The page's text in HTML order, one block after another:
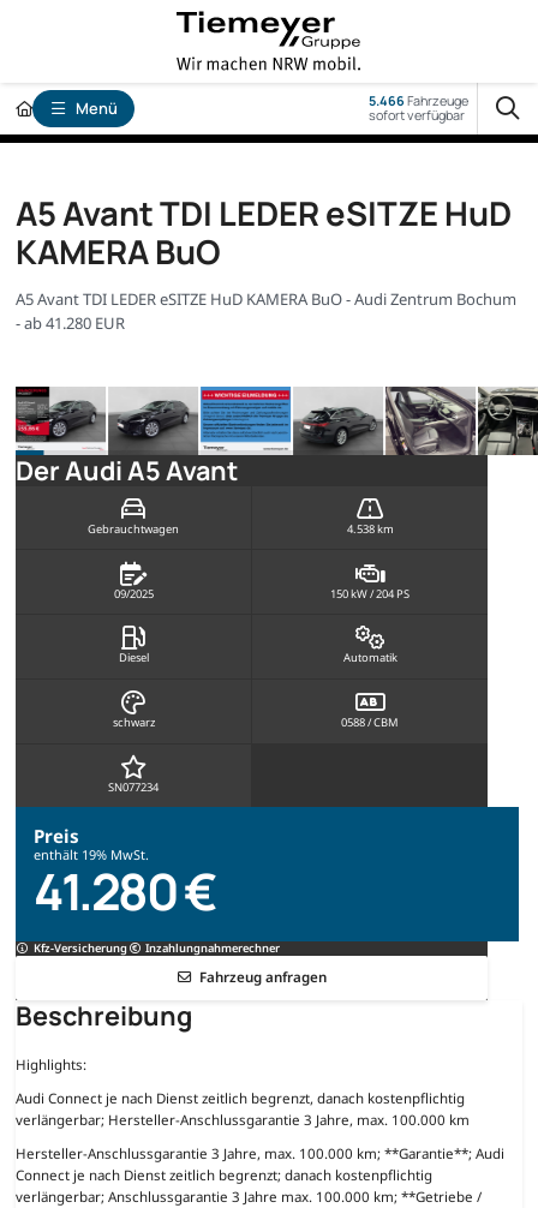
Menü 5.466Fahrzeuge
sofort verfügbar
A5 Avant TDI LEDER eSITZE HuD
KAMERA BuO
A5 Avant TDI LEDER eSITZE HuD KAMERA BuO - Audi Zentrum Bochum
- ab 41.280 EUR
Der Audi A5 Avant
Gebrauchtwagen 4.538 km
09/2025 150 kW / 204 PS
Diesel Automatik
schwarz 0588 / CBM
SN077234
Preis
enthält 19% MwSt.
41.280 €
Kfz-Versicherung Inzahlungnahmerechner
Fahrzeug anfragen
Beschreibung
Highlights:
Audi Connect je nach Dienst zeitlich begrenzt, danach kostenpflichtig
verlängerbar; Hersteller-Anschlussgarantie 3 Jahre, max. 100.000 km
Hersteller-Anschlussgarantie 3 Jahre, max. 100.000 km; **Garantie**; Audi
Connect je nach Dienst zeitlich begrenzt; danach kostenpflichtig
verlängerbar; Anschlussgarantie 3 Jahre max. 100.000 km; **Getriebe /